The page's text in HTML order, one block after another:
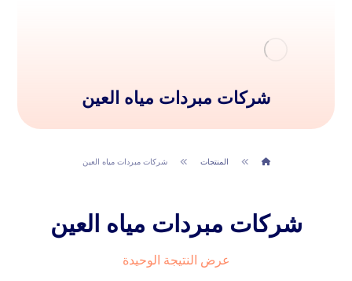
شركات مبردات مياه العين
المنتجات شركات مبردات مياه العين
شركات مبردات مياه العين
عرض النتيجة الوحيدة